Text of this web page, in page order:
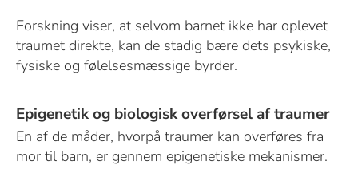
Forskning viser, at selvom barnet ikke har oplevet
traumet direkte, kan de stadig bære dets psykiske,
fysiske og følelsesmæssige byrder.
Epigenetik og biologisk overførsel af traumer
En af de måder, hvorpå traumer kan overføres fra
mor til barn, er gennem epigenetiske mekanismer.